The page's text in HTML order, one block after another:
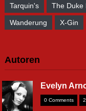
Tarquin's The Duke
Wanderung X-Gin
Autoren
Evelyn
0 Comments